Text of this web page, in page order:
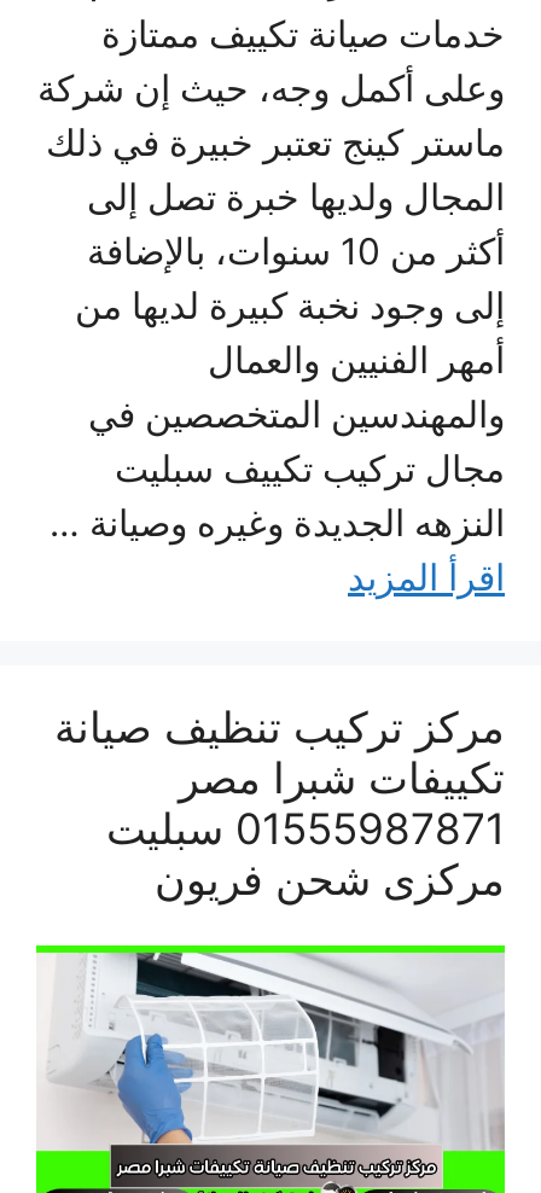
خدمات صيانة تكييف ممتازة
وعلى أكمل وجه، حيث إن شركة
ماستر كينج تعتبر خبيرة في ذلك
المجال ولديها خبرة تصل إلى
أكثر من 10 سنوات، بالإضافة
إلى وجود نخبة كبيرة لديها من
أمهر الفنيين والعمال
والمهندسين المتخصصين في
مجال تركيب تكييف سبليت
النزهه الجديدة وغيره وصيانة …
اقرأ المزيد
مركز تركيب تنظيف صيانة
تكييفات شبرا مصر
01555987871 سبليت
مركزى شحن فريون